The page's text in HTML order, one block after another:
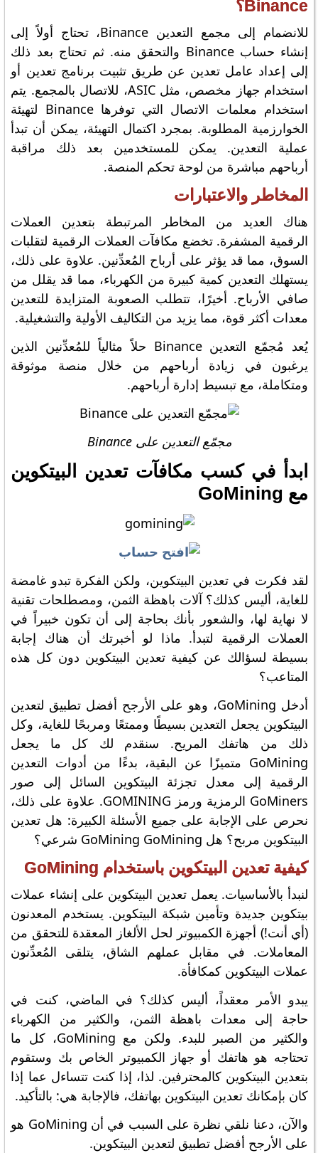
Binance؟
للانضمام إلى مجمع التعدين Binance، تحتاج أولاً إلى
إنشاء حساب Binance والتحقق منه. ثم تحتاج بعد ذلك
إلى إعداد عامل تعدين عن طريق تثبيت برنامج تعدين أو
استخدام جهاز مخصص، مثل ASIC، للاتصال بالمجمع. يتم
استخدام معلمات الاتصال التي توفرها Binance لتهيئة
الخوارزمية المطلوبة. بمجرد اكتمال التهيئة، يمكن أن تبدأ
عملية التعدين. يمكن للمستخدمين بعد ذلك مراقبة
أرباحهم مباشرة من لوحة تحكم المنصة.
المخاطر والاعتبارات
هناك العديد من المخاطر المرتبطة بتعدين العملات
الرقمية المشفرة. تخضع مكافآت العملات الرقمية لتقلبات
السوق، مما قد يؤثر على أرباح المُعدِّنين. علاوة على ذلك،
يستهلك التعدين كمية كبيرة من الكهرباء، مما قد يقلل من
صافي الأرباح. أخيرًا، تتطلب الصعوبة المتزايدة للتعدين
معدات أكثر قوة، مما يزيد من التكاليف الأولية والتشغيلية.
يُعد مُجمّع التعدين Binance حلاً مثالياً للمُعدِّنين الذين
يرغبون في زيادة أرباحهم من خلال منصة موثوقة
ومتكاملة، مع تبسيط إدارة أرباحهم.
مجمّع التعدين على Binance
ابدأ في كسب مكافآت تعدين البيتكوين
مع GoMining
لقد فكرت في تعدين البيتكوين، ولكن الفكرة تبدو غامضة
للغاية، أليس كذلك؟ آلات باهظة الثمن، ومصطلحات تقنية
لا نهاية لها، والشعور بأنك بحاجة إلى أن تكون خبيراً في
العملات الرقمية لتبدأ. ماذا لو أخبرتك أن هناك إجابة
بسيطة لسؤالك عن كيفية تعدين البيتكوين دون كل هذه
المتاعب؟
أدخل GoMining، وهو على الأرجح أفضل تطبيق لتعدين
البيتكوين يجعل التعدين بسيطًا وممتعًا ومربحًا للغاية، وكل
ذلك من هاتفك المريح. سنقدم لك كل ما يجعل
GoMining متميزًا عن البقية، بدءًا من أدوات التعدين
الرقمية إلى معدل تجزئة البيتكوين السائل إلى صور
GoMiners الرمزية ورمز GOMINING. علاوة على ذلك،
نحرص على الإجابة على جميع الأسئلة الكبيرة: هل تعدين
البيتكوين مربح؟ هل GoMining GoMining شرعي؟
كيفية تعدين البيتكوين باستخدام GoMining
لنبدأ بالأساسيات. يعمل تعدين البيتكوين على إنشاء عملات
بيتكوين جديدة وتأمين شبكة البيتكوين. يستخدم المعدنون
(أي أنت!) أجهزة الكمبيوتر لحل الألغاز المعقدة للتحقق من
المعاملات. في مقابل عملهم الشاق، يتلقى المُعدِّنون
عملات البيتكوين كمكافأة.
يبدو الأمر معقداً، أليس كذلك؟ في الماضي، كنت في
حاجة إلى معدات باهظة الثمن، والكثير من الكهرباء
والكثير من الصبر للبدء. ولكن مع GoMining، كل ما
تحتاجه هو هاتفك أو جهاز الكمبيوتر الخاص بك وستقوم
بتعدين البيتكوين كالمحترفين. لذا، إذا كنت تتساءل عما إذا
كان بإمكانك تعدين البيتكوين بهاتفك، فالإجابة هي: بالتأكيد.
والآن، دعنا نلقي نظرة على السبب في أن GoMining هو
على الأرجح أفضل تطبيق لتعدين البيتكوين.